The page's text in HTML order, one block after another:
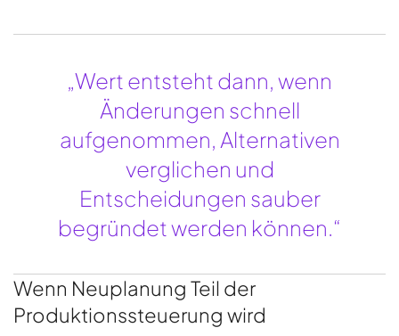
„Wert entsteht dann, wenn
Änderungen schnell
aufgenommen, Alternativen
verglichen und
Entscheidungen sauber
begründet werden können.“
Wenn Neuplanung Teil der
Produktionssteuerung wird